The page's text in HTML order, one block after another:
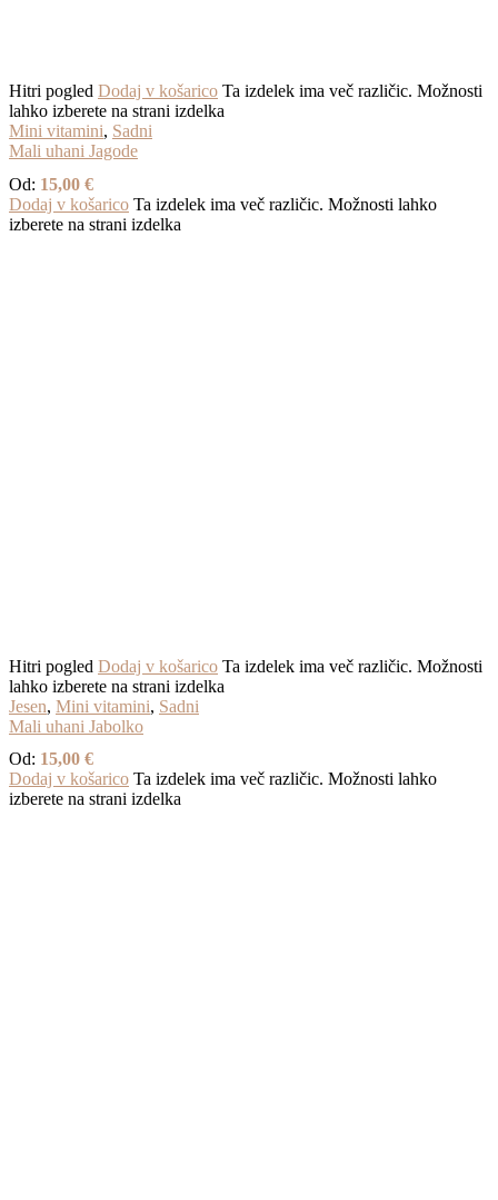
Hitri pogled Dodaj v košarico Ta izdelek ima več različic. Možnosti
lahko izberete na strani izdelka
Mini vitamini, Sadni
Mali uhani Jagode
Od: 15,00 €
Dodaj v košarico Ta izdelek ima več različic. Možnosti lahko
izberete na strani izdelka
Hitri pogled Dodaj v košarico Ta izdelek ima več različic. Možnosti
lahko izberete na strani izdelka
Jesen, Mini vitamini, Sadni
Mali uhani Jabolko
Od: 15,00 €
Dodaj v košarico Ta izdelek ima več različic. Možnosti lahko
izberete na strani izdelka